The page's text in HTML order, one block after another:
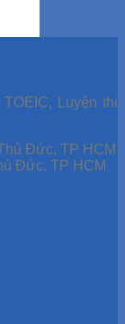
Luyện thi
Đức, TP HCM
Đức, TP HCM